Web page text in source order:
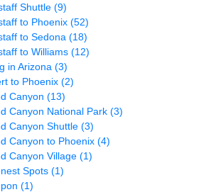
Shuttle (9)
to Phoenix (52)
to Sedona (18)
to Williams (12)
in Arizona (3)
to Phoenix (2)
Canyon (13)
Canyon National Park (3)
Canyon Shuttle (3)
Canyon to Phoenix (4)
Canyon Village (1)
Spots (1)
(1)